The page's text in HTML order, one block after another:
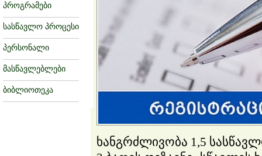
პროგრამები
სასწავლო პროცესი
პერსონალი
მასწავლებლები
ბიბლიოთეკა
ხანგრძლივობა 1,5